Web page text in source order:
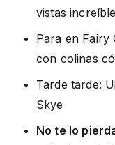
vistas
Para en
con colinas
Tarde tarde:
Skye
No te lo